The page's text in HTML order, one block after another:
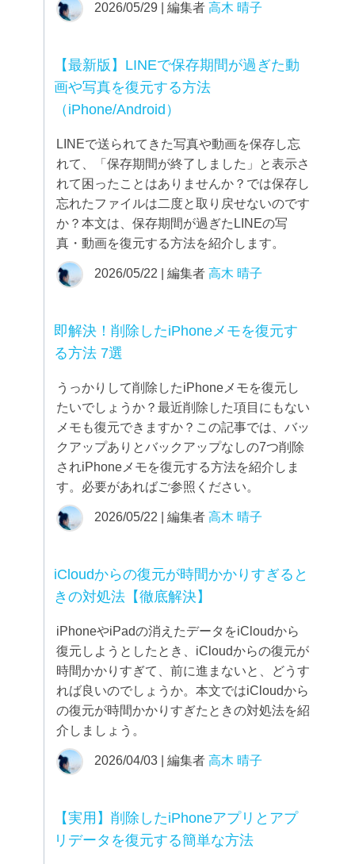
2026/05/29 | 編集者 高木 晴子
【最新版】LINEで保存期間が過ぎた動
画や写真を復元する方法
（iPhone/Android）
LINEで送られてきた写真や動画を保存し忘
れて、「保存期間が終了しました」と表示さ
れて困ったことはありませんか？では保存し
忘れたファイルは二度と取り戻せないのです
か？本文は、保存期間が過ぎたLINEの写
真・動画を復元する方法を紹介します。
2026/05/22 | 編集者 高木 晴子
即解決！削除したiPhoneメモを復元す
る方法 7選
うっかりして削除したiPhoneメモを復元し
たいでしょうか？最近削除した項目にもない
メモも復元できますか？この記事では、バッ
クアップありとバックアップなしの7つ削除
されiPhoneメモを復元する方法を紹介しま
す。必要があればご参照ください。
2026/05/22 | 編集者 高木 晴子
iCloudからの復元が時間かかりすぎると
きの対処法【徹底解決】
iPhoneやiPadの消えたデータをiCloudから
復元しようとしたとき、iCloudからの復元が
時間かかりすぎて、前に進まないと、どうす
れば良いのでしょうか。本文ではiCloudから
の復元が時間かかりすぎたときの対処法を紹
介しましょう。
2026/04/03 | 編集者 高木 晴子
【実用】削除したiPhoneアプリとアプ
リデータを復元する簡単な方法